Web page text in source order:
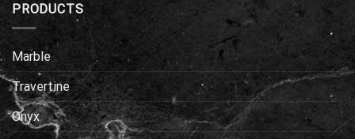
PRODUCTS
Marble
Travertine
Onyx